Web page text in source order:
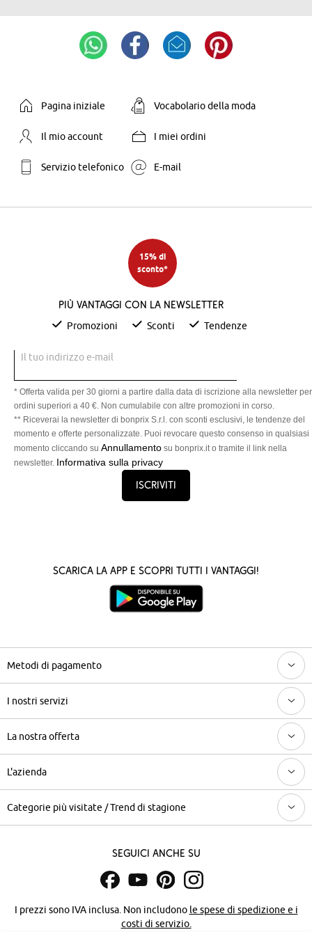
Pagina iniziale Vocabolario della moda
Il mio account I miei ordini
Servizio telefonico E-mail
15% di
sconto*
Più vantaggi con la newsletter
Promozioni Sconti Tendenze
Il tuo indirizzo e-mail
* Offerta valida per 30 giorni a partire dalla data di iscrizione alla newsletter per
ordini superiori a 40 €. Non cumulabile con altre promozioni in corso.
** Riceverai la newsletter di bonprix S.r.l. con sconti esclusivi, le tendenze del
momento e offerte personalizzate. Puoi revocare questo consenso in qualsiasi
momento cliccando su Annullamento su bonprix.it o tramite il link nella
newsletter. Informativa sulla privacy
Iscriviti
Scarica la App e scopri tutti i vantaggi!
Metodi di pagamento
I nostri servizi
La nostra offerta
L'azienda
Categorie più visitate / Trend di stagione
Seguici anche su
I prezzi sono IVA inclusa. Non includono le spese di spedizione e i
costi di servizio.